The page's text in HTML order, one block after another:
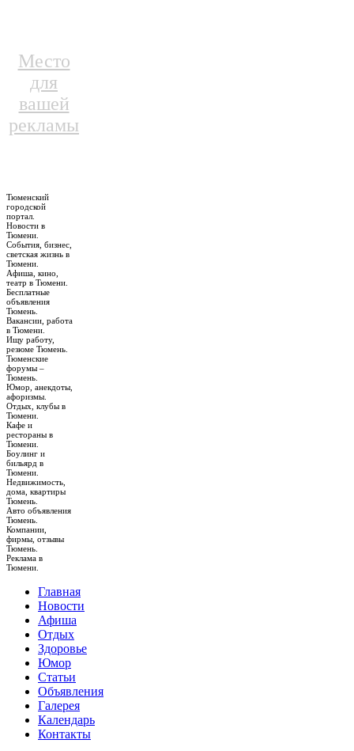
Место
для
вашей
рекламы
Тюменский
городской
портал.
Новости в
Тюмени.
События, бизнес,
светская жизнь в
Тюмени.
Афиша, кино,
театр в Тюмени.
Бесплатные
объявления
Тюмень.
Вакансии, работа
в Тюмени.
Ищу работу,
резюме Тюмень.
Тюменские
форумы –
Тюмень.
Юмор, анекдоты,
афоризмы.
Отдых, клубы в
Тюмени.
Кафе и
рестораны в
Тюмени.
Боулинг и
бильярд в
Тюмени.
Недвижимость,
дома, квартиры
Тюмень.
Авто объявления
Тюмень.
Компании,
фирмы, отзывы
Тюмень.
Реклама в
Тюмени.
Главная
Новости
Афиша
Отдых
Здоровье
Юмор
Статьи
Объявления
Галерея
Календарь
Контакты